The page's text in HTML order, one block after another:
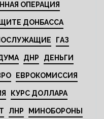
ОПЕРАЦИЯ
ДОНБАССА
ГАЗ
ДНР ДЕНЬГИ
ЕВРОКОМИССИЯ
КУРС ДОЛЛАРА
ЛНР МИНОБОРОНЫ